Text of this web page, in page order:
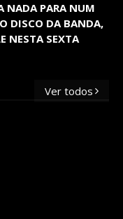
NADA PARA NUM
DISCO DA BANDA,
NESTA SEXTA
Ver todos